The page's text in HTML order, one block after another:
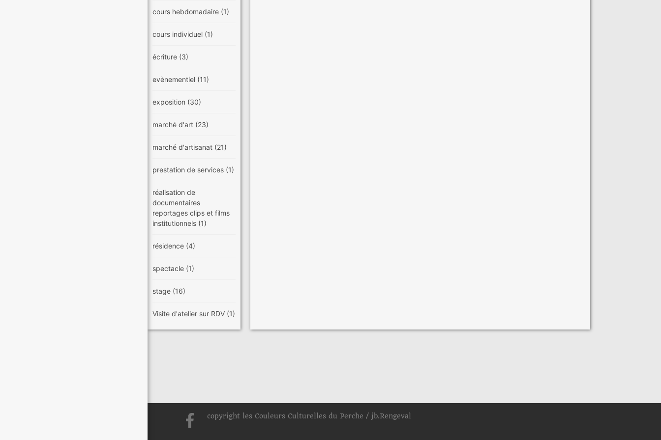
cours hebdomadaire (1)
cours individuel (1)
écriture (3)
evènementiel (11)
exposition (30)
marché d'art (23)
marché d'artisanat (21)
prestation de services (1)
réalisation de
documentaires
reportages clips et films
institutionnels (1)
résidence (4)
spectacle (1)
stage (16)
Visite d'atelier sur RDV (1)
copyright les Couleurs Culturelles du Perche / jb.Rengeval